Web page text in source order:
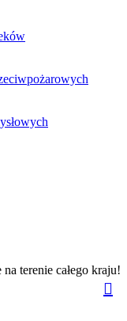
terenie całego kraju!